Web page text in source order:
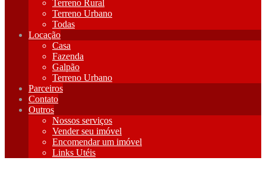
Terreno Rural
Terreno Urbano
Todas
Locação
Casa
Fazenda
Galpão
Terreno Urbano
Parceiros
Contato
Outros
Nossos serviços
Vender seu imóvel
Encomendar um imóvel
Links Utéis